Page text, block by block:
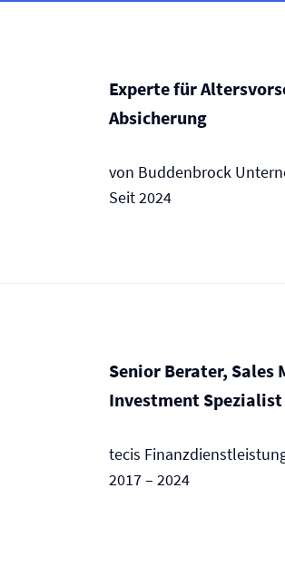
Experte für
Absicherung
von Buddenbrock
Seit 2024
Senior Berater, Sales
Investment Spezialist
tecis
2017 – 2024